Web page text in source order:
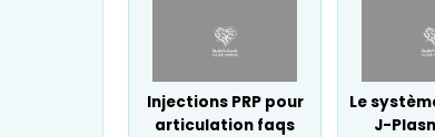
Injections PRP pour
articulation faqs
Le
J-